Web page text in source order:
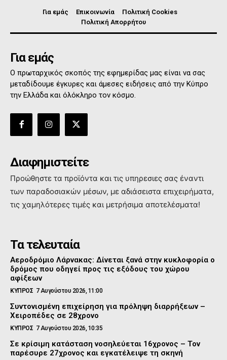
Για εμάς Επικοινωνία
Πολιτική Cookies
Πολιτική Απορρήτου
Για εμάς
Ο πρωταρχικός σκοπός της εφημερίδας μας είναι να σας
μεταδίδουμε έγκυρες και άμεσες ειδήσεις από την Κύπρο
την Ελλάδα και όλόκληρο τον κόσμο.
Διαφημιστείτε
Προώθηστε τα προϊόντα και τις υπηρεσιες σας έναντι
των παραδοσιακών μέσων, με αδιάσειστα επιχειρήματα,
τις χαμηλότερες τιμές και μετρήσιμα αποτελέσματα!
Τα τελευταία
Αεροδρόμιο Λάρνακας: Δίνεται ξανά στην κυκλοφορία ο
δρόμος που οδηγεί προς τις εξόδους του χώρου
αφίξεων
ΚΥΠΡΟΣ 7 Αυγούστου 2026, 11:00
Συντονισμένη επιχείρηση για πρόληψη διαρρήξεων –
Χειροπέδες σε 28χρονο
ΚΥΠΡΟΣ 7 Αυγούστου 2026, 10:35
Σε κρίσιμη κατάσταση νοσηλεύεται 16χρονος – Τον
παρέσυρε 27χρονος και εγκατέλειψε τη σκηνή